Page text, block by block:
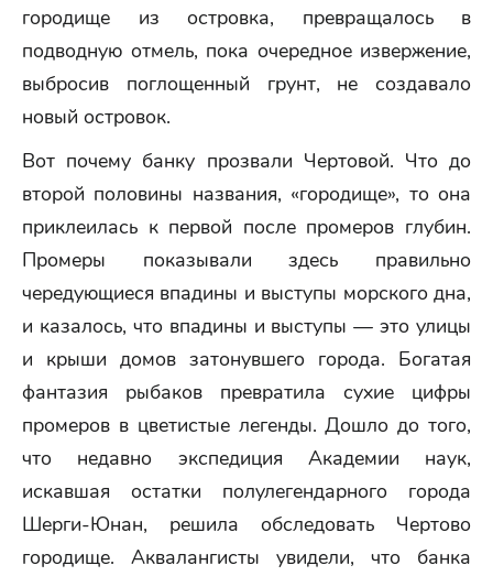
городище из островка, превращалось в
подводную отмель, пока очередное извержение,
выбросив поглощенный грунт, не создавало
новый островок.
Вот почему банку прозвали Чертовой. Что до
второй половины названия, «городище», то она
приклеилась к первой после промеров глубин.
Промеры показывали здесь правильно
чередующиеся впадины и выступы морского дна,
и казалось, что впадины и выступы — это улицы
и крыши домов затонувшего города. Богатая
фантазия рыбаков превратила сухие цифры
промеров в цветистые легенды. Дошло до того,
что недавно экспедиция Академии наук,
искавшая остатки полулегендарного города
Шерги-Юнан, решила обследовать Чертово
городище. Аквалангисты увидели, что банка